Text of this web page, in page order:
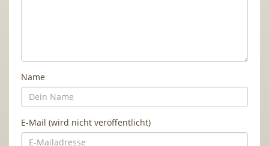
Name
E-Mail (wird nicht veröffentlicht)